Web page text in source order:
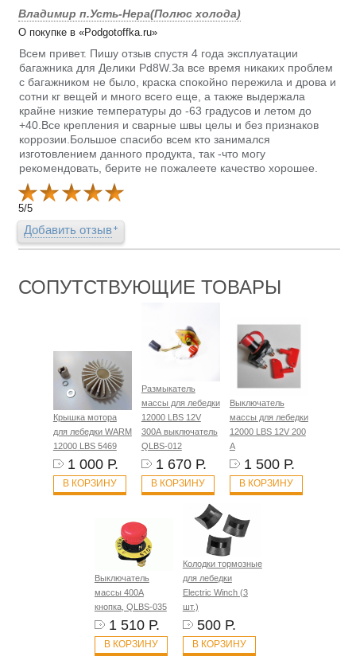
Владимир п.Усть-Нера(Полюс холода)
О покупке в «Podgotoffka.ru»
Всем привет. Пишу отзыв спустя 4 года эксплуатации
багажника для Делики Pd8W.За все время никаких проблем
с багажником не было, краска спокойно пережила и дрова и
сотни кг вещей и много всего еще, а также выдержала
крайне низкие температуры до -63 градусов и летом до
+40.Все крепления и сварные швы целы и без признаков
коррозии.Большое спасибо всем кто занимался
изготовлением данного продукта, так -что могу
рекомендовать, берите не пожалеете качество хорошее.
5/5
Добавить отзыв
СОПУТСТВУЮЩИЕ ТОВАРЫ
Крышка мотора
для лебедки WARM
12000 LBS 5469
1 000 Р.
В КОРЗИНУ
Размыкатель
массы для лебедки
12000 LBS 12V
300А выключатель
QLBS-012
1 670 Р.
В КОРЗИНУ
Выключатель
массы для лебедки
12000 LBS 12V 200
А
1 500 Р.
В КОРЗИНУ
Выключатель
массы 400A
кнопка, QLBS-035
1 510 Р.
В КОРЗИНУ
Колодки тормозные
для лебедки
Electric Winch (3
шт.)
500 Р.
В КОРЗИНУ